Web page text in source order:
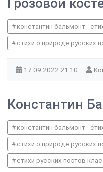
Грозовой
константин бальмонт -
стихи о природе русских
17.09.2022 21:10
Константин
константин бальмонт -
стихи о природе русских
стихи русских поэтов